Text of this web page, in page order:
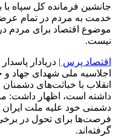
جانشین فرمانده کل سپاه با
خدمت به مردم در تمام‌
موضوع اقتصاد برای مردم در
نیست.
اقتصاد پرس | دریادار
اجلاسیه ملی شهدای جهاد و
انقلاب با خباثت‌های دشمنان
داشته است، اظهار داشت:
دشمنی خود علیه ملت
فرصت‌ها برای تحول در برخی
گرفته‌اند.